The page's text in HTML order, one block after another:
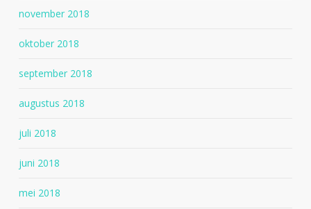
november 2018
oktober 2018
september 2018
augustus 2018
juli 2018
juni 2018
mei 2018